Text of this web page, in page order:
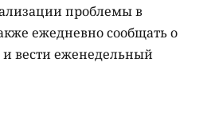
проблемы в
ежедневно сообщать о
вести еженедельный